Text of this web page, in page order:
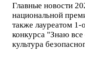
Главные новости
национальной
также лауреатом 1-
конкурса "Знаю
культура